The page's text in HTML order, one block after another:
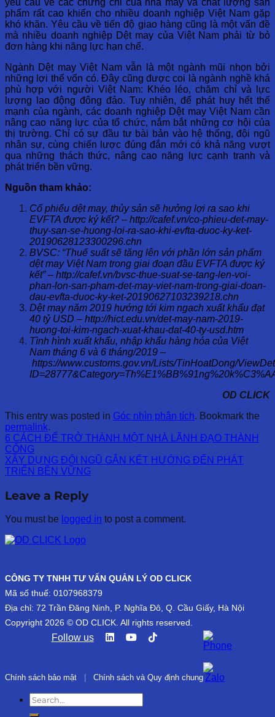
yêu cầu về các chứng chỉ của nhà máy và chất lượng sản
phẩm rất cao khiến cho nhiều doanh nghiệp Việt Nam gặp
khó khăn. Yêu cầu về tiến độ giao hàng cũng là một vấn đề
mà nhiều doanh nghiệp Dệt may của Việt Nam phải từ bỏ
đơn hàng khi năng lực hạn chế.
Ngành Dệt may Việt Nam vẫn là một ngành mũi nhọn bởi
những lợi thế vốn có. Đây cũng được coi là ngành nghề khá
phù hợp với người Việt Nam: Khéo léo, chăm chỉ và lực
lượng lao động đông đảo. Tuy nhiên, để phát huy hết thế
mạnh của ngành, các doanh nghiệp Dệt may Việt Nam cần
nâng cao năng lực của tổ chức, nắm bắt những cơ hội của
thị trường. Chỉ có sự đầu tư bài bản vào hệ thống, đội ngũ
nhân sự, cùng chiến lược đúng đắn mới có khả năng vượt
qua những thách thức, nâng cao năng lực cạnh tranh và
phát triển bền vững.
Nguồn tham khảo:
Cổ phiếu dệt may, thủy sản sẽ hưởng lợi ra sao khi
EVFTA được ký kết? – http://cafef.vn/co-phieu-det-may-
thuy-san-se-huong-loi-ra-sao-khi-evfta-duoc-ky-ket-
20190628123300296.chn
BVSC: “Thuế suất sẽ tăng lên với phần lớn sản phẩm
dệt may Việt Nam trong giai đoạn đầu EVFTA được ký
kết” – http://cafef.vn/bvsc-thue-suat-se-tang-len-voi-
phan-lon-san-pham-det-may-viet-nam-trong-giai-doan-
dau-evfta-duoc-ky-ket-20190627103239218.chn
Dệt may năm 2019 hướng tới kim ngạch xuất khẩu đạt
40 tỷ USD – http://hict.edu.vn/det-may-nam-2019-
huong-toi-kim-ngach-xuat-khau-dat-40-ty-usd.htm
Tình hình xuất khẩu, nhập khẩu hàng hóa của Việt
Nam tháng 6 và 6 tháng/2019 –
https://www.customs.gov.vn/Lists/TinHoatDong/
OD CLICK
This entry was posted in Góc nhìn phân tích. Bookmark the
permalink.
6 CÁCH ĐỂ TRỞ THÀNH MỘT NHÀ LÃNH ĐẠO THÀNH
CÔNG
XÂY DỰNG ĐỘI NGŨ GẮN KẾT HƯỚNG ĐẾN PHÁT
TRIỂN BỀN VỮNG
Leave a Reply
You must be logged in to post a comment.
CÔNG TY TNHH TƯ VẤN QUẢN LÝ OD CLICK
Mã số thuế: 0107968379
Địa chỉ: 72 Trần Đăng Ninh, P. Nghĩa Đô, Q. Cầu Giấy, Hà Nội
Copyright 2026 © OD CLICK. All rights reserved.
Follow us
Chính sách bảo mật Chính sách và Quy định chung